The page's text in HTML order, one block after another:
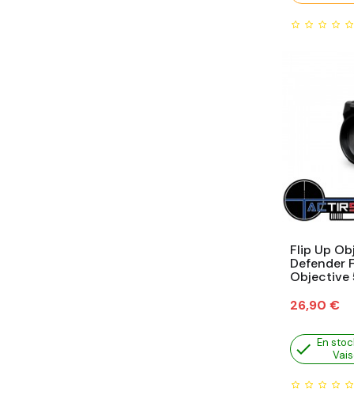
Flip Up
Defender
Objective
Prix
26,90 €
 En